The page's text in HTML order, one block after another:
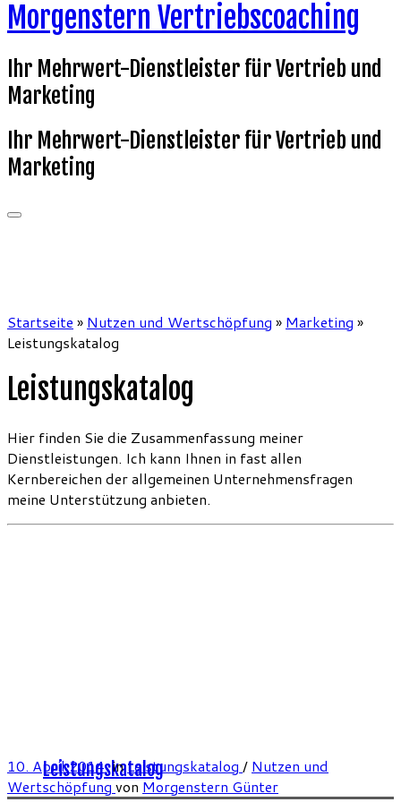
Morgenstern Vertriebscoaching
Ihr Mehrwert-Dienstleister für Vertrieb und
Marketing
Ihr Mehrwert-Dienstleister für Vertrieb und
Marketing
Startseite » Nutzen und Wertschöpfung » Marketing »
Leistungskatalog
Leistungskatalog
Hier finden Sie die Zusammenfassung meiner
Dienstleistungen. Ich kann Ihnen in fast allen
Kernbereichen der allgemeinen Unternehmensfragen
meine Unterstützung anbieten.
Leistungskatalog
10. April 2014inLeistungskatalog / Nutzen und
Wertschöpfung von Morgenstern Günter